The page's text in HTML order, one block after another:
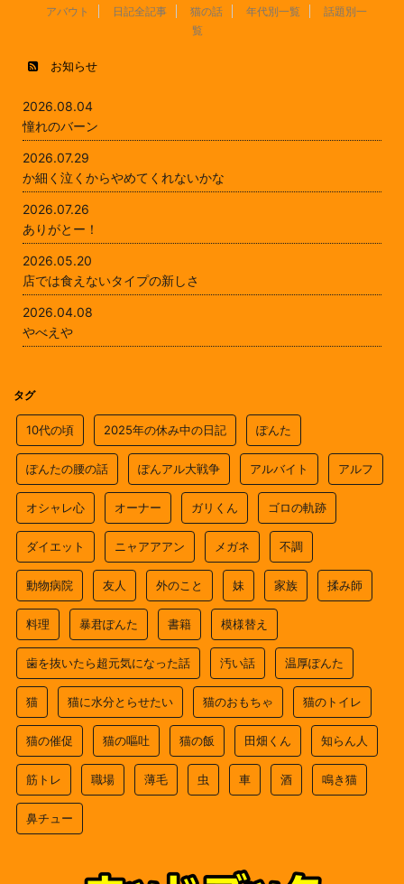
アバウト 日記全記事 猫の話 年代別一覧
話題別一
覧
お知らせ
2026.08.04
憧れのバーン
2026.07.29
か細く泣くからやめてくれないかな
2026.07.26
ありがとー！
2026.05.20
店では食えないタイプの新しさ
2026.04.08
やべえや
タグ
10代の頃 2025年の休み中の日記 ぽんた
ぽんたの腰の話 ぽんアル大戦争 アルバイト アルフ
オシャレ心 オーナー ガリくん ゴロの軌跡
ダイエット ニャアアアン メガネ 不調
動物病院 友人 外のこと 妹 家族 揉み師
料理 暴君ぽんた 書籍 模様替え
歯を抜いたら超元気になった話 汚い話 温厚ぽんた
猫 猫に水分とらせたい 猫のおもちゃ 猫のトイレ
猫の催促 猫の嘔吐 猫の飯 田畑くん 知らん人
筋トレ 職場 薄毛 虫 車 酒 鳴き猫
鼻チュー